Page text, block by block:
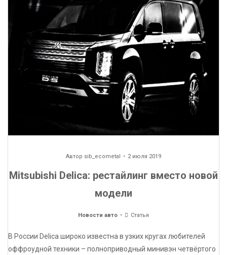
Автор sib_ecometal 2 июля 2019
Mitsubishi Delica: рестайлинг вместо новой
модели
Новости авто Статья
В России Delica широко известна в узких кругах любителей
оффроудной техники – полноприводный минивэн четвёртого